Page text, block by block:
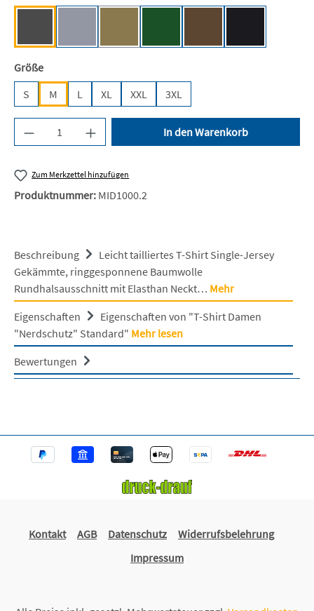
Größeauswählen
S
M L XL XXL 3XL
Produkt Anzahl: Gib den gewünschten Wert
In den Warenkorb
Zum Merkzettel hinzufügen
Produktnummer: MID1000.2
Beschreibung
Leicht tailliertes T-Shirt Single-Jersey
Gekämmte, ringgesponnene Baumwolle
Rundhalsausschnitt mit Elasthan Neckt… Mehr
Eigenschaften
Eigenschaften von "T-Shirt Damen
"Nerdschutz" Standard" Mehr lesen
Bewertungen
Kontakt AGB Datenschutz
Widerrufsbelehrung
Impressum